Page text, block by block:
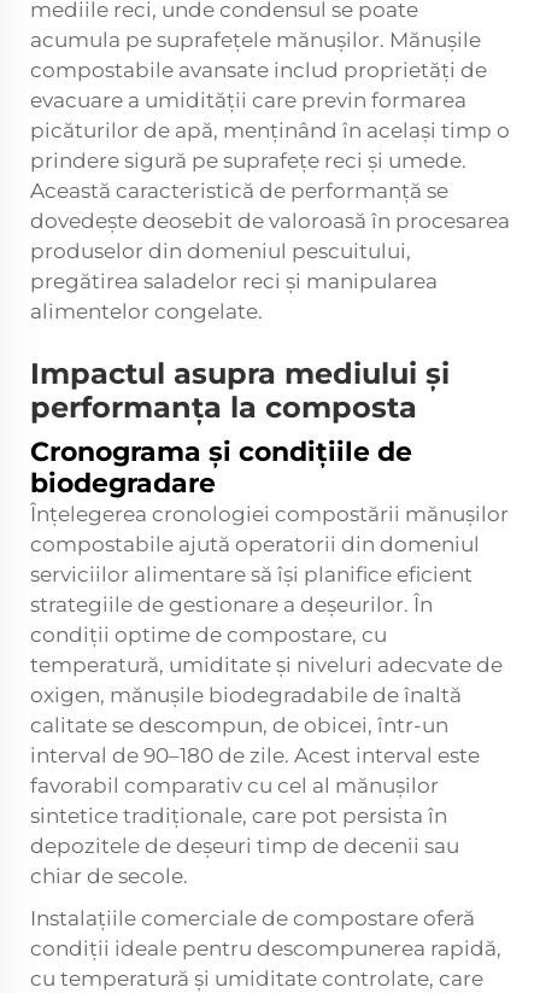
mediile reci, unde condensul se poate
acumula pe suprafețele mănușilor. Mănușile
compostabile avansate includ proprietăți de
evacuare a umidității care previn formarea
picăturilor de apă, menținând în același timp o
prindere sigură pe suprafețe reci și umede.
Această caracteristică de performanță se
dovedește deosebit de valoroasă în procesarea
produselor din domeniul pescuitului,
pregătirea saladelor reci și manipularea
alimentelor congelate.
Impactul asupra mediului și
performanța la composta
Cronograma și condițiile de
biodegradare
Înțelegerea cronologiei compostării mănușilor
compostabile ajută operatorii din domeniul
serviciilor alimentare să își planifice eficient
strategiile de gestionare a deșeurilor. În
condiții optime de compostare, cu
temperatură, umiditate și niveluri adecvate de
oxigen, mănușile biodegradabile de înaltă
calitate se descompun, de obicei, într-un
interval de 90–180 de zile. Acest interval este
favorabil comparativ cu cel al mănușilor
sintetice tradiționale, care pot persista în
depozitele de deșeuri timp de decenii sau
chiar de secole.
Instalațiile comerciale de compostare oferă
condiții ideale pentru descompunerea rapidă,
cu temperatură și umiditate controlate, care